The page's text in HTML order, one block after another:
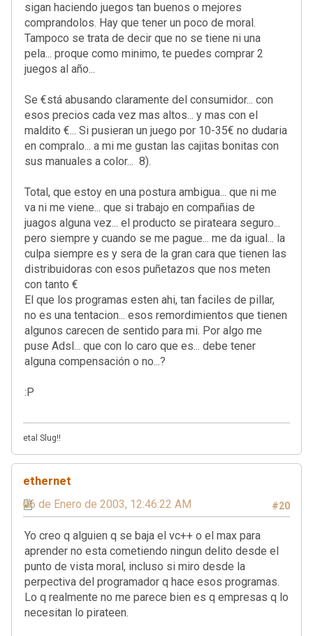
sigan haciendo juegos tan buenos o mejores
comprandolos. Hay que tener un poco de moral.
Tampoco se trata de decir que no se tiene ni una
pela... proque como minimo, te puedes comprar 2
juegos al año...
Se €stá abusando claramente del consumidor... con
esos precios cada vez mas altos... y mas con el
maldito €... Si pusieran un juego por 10-35€ no dudaria
en compralo... a mi me gustan las cajitas bonitas con
sus manuales a color... 8).
Total, que estoy en una postura ambigua... que ni me
va ni me viene... que si trabajo en compañias de
juagos alguna vez... el producto se pirateara seguro...
pero siempre y cuando se me pague... me da igual... la
culpa siempre es y sera de la gran cara que tienen las
distribuidoras con esos puñetazos que nos meten
con tanto €
El que los programas esten ahi, tan faciles de pillar,
no es una tentacion... esos remordimientos que tienen
algunos carecen de sentido para mi. Por algo me
puse Adsl... que con lo caro que es... debe tener
alguna compensación o no...?
:P
etal Slug!!
ethernet
#20
06 de Enero de 2003, 12:46:22 AM
Yo creo q alguien q se baja el vc++ o el max para
aprender no esta cometiendo ningun delito desde el
punto de vista moral, incluso si miro desde la
perpectiva del programador q hace esos programas.
Lo q realmente no me parece bien es q empresas q lo
necesitan lo pirateen.